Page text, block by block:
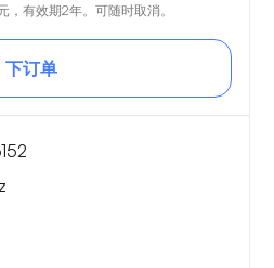
，有效期2年。可随时取消。
下订单